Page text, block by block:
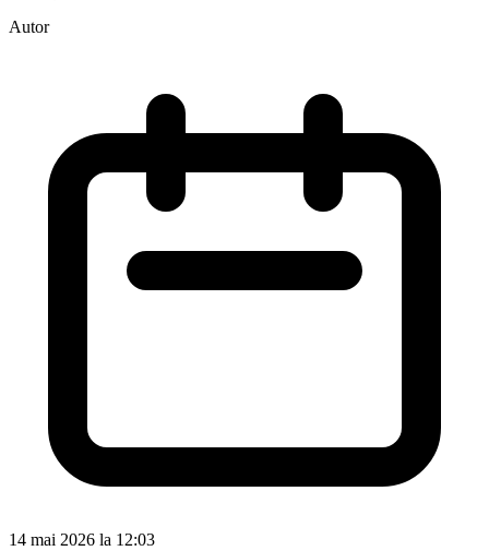
Autor
14 mai 2026 la 12:03